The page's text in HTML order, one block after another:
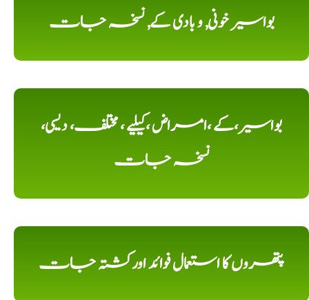
بواسیر خونی, و بادی کے, نسخہ جات
بواسیر،کے ،امراض ،کیلیے ، مختلف، دیسی،
نسخہ جات
پتھروں کا استعمال فوائد اورکشتہ جات